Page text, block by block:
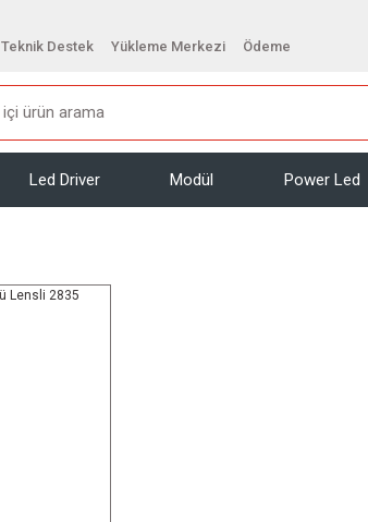
Teknik Destek Yükleme Merkezi Ödeme
Led Driver Modül Power Led